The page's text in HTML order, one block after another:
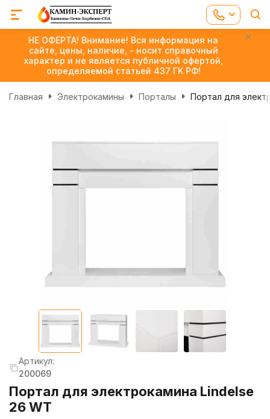
НЕ ОФЕРТА! Внимание! Вся информация на
сайте, цены, наличие, - носит справочный
характер и не является публичной офертой,
определяемой статьей 437 ГК РФ!
Главная Электрокамины Порталы Портал для
Артикул:
200069
Портал для электрокамина Lindelse
26 WT